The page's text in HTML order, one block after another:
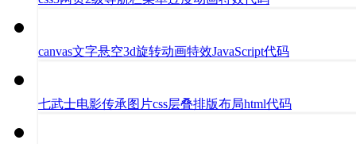
canvas文字悬空3d旋转动画特效JavaScript代码
七武士电影传承图片css层叠排版布局html代码